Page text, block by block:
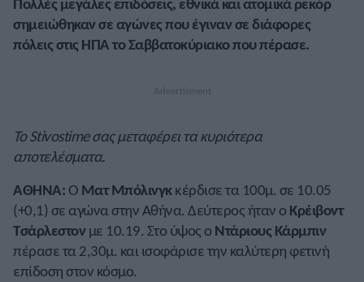
Πολλές μεγάλες επιδόσεις, εθνικά και ατομικά ρεκόρ
σημειώθηκαν σε αγώνες που έγιναν σε διάφορες
πόλεις στις ΗΠΑ το Σαββατοκύριακο που πέρασε.
Το Stivostime σας μεταφέρει τα κυριότερα
αποτελέσματα.
ΑΘΗΝΑ: Ο Ματ Μπόλινγκκέρδισε τα 100μ. σε 10.05
(+0,1) σε αγώνα στην Αθήνα. Δεύτερος ήταν ο Κρέιβοντ
Τσάρλεστονμε 10.19. Στο ύψος ο Ντάριους Κάρμπιν
πέρασε τα 2,30μ. και ισοφάρισε την καλύτερη φετινή
επίδοση στον κόσμο.